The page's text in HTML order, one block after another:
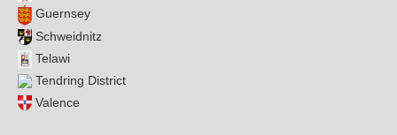
Guernsey
Schweidnitz
Telawi
Tendring District
Valence